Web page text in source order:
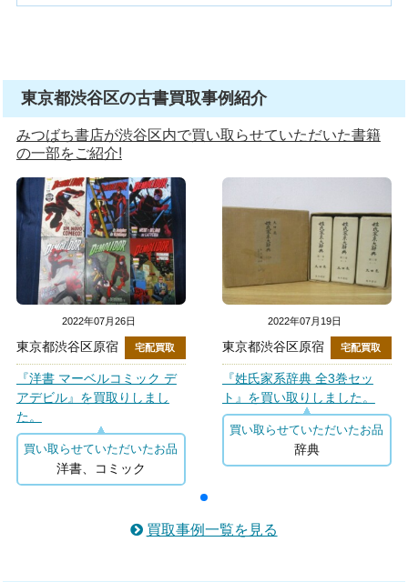
東京都渋谷区の古書買取事例紹介
みつばち書店が渋谷区内で買い取らせていただいた書籍
の一部をご紹介!
2022年07月26日
東京都渋谷区原宿 宅配買取
『洋書 マーベルコミック デ
アデビル』を買取りしまし
た。
買い取らせていただいたお品
洋書、コミック
2022年07月19日
東京都渋谷区原宿 宅配買取
『姓氏家系辞典 全3巻セッ
ト』を買い取りしました。
買い取らせていただいたお品
辞典
買取事例一覧を見る